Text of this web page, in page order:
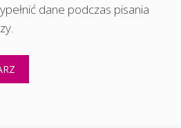
dane podczas pisania